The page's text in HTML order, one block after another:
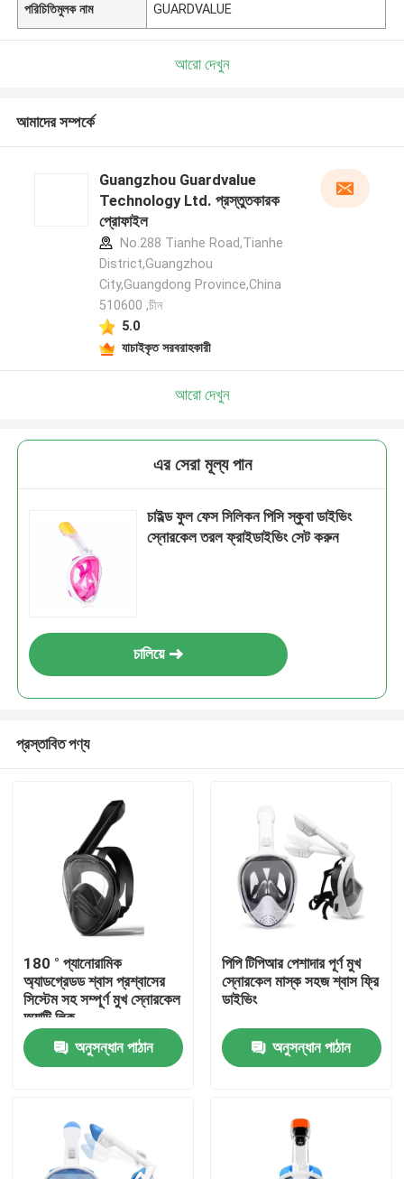
বাড়ি
আমাদের সম্পর্কে
পরিচিতিমুলক নাম GUARDVALUE
আরো দেখুন
আমাদের সম্পর্কে
Guangzhou Guardvalue
Technology Ltd. প্রস্তুতকারক
প্রোফাইল
No.288 Tianhe Road,Tianhe
District,Guangzhou
City,Guangdong Province,China
510600 ,চীন
5.0
যাচাইকৃত সরবরাহকারী
আরো দেখুন
এর সেরা মূল্য পান
চাইল্ড ফুল ফেস সিলিকন পিসি স্কুবা ডাইভিং
স্নোরকেল তরল ফ্রাইডাইভিং সেট করুন
চালিয়ে
প্রস্তাবিত পণ্য
180 ° প্যানোরামিক
অ্যাডগ্রেডড শ্বাস প্রশ্বাসের
সিস্টেম সহ সম্পূর্ণ মুখ স্নোরকেল
অ্যান্টি লিক
অনুসন্ধান পাঠান
পিপি টিপিআর পেশাদার পূর্ণ মুখ
স্নোরকেল মাস্ক সহজ শ্বাস ফ্রি
ডাইভিং
অনুসন্ধান পাঠান